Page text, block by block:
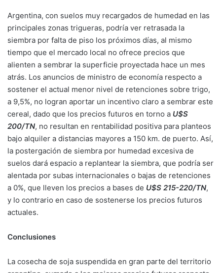
Argentina, con suelos muy recargados de humedad en las
principales zonas trigueras, podría ver retrasada la
siembra por falta de piso los próximos días, al mismo
tiempo que el mercado local no ofrece precios que
alienten a sembrar la superficie proyectada hace un mes
atrás. Los anuncios de ministro de economía respecto a
sostener el actual menor nivel de retenciones sobre trigo,
a 9,5%, no logran aportar un incentivo claro a sembrar este
cereal, dado que los precios futuros en torno a U$S
200/TN, no resultan en rentabilidad positiva para planteos
bajo alquiler a distancias mayores a 150 km. de puerto. Así,
la postergación de siembra por humedad excesiva de
suelos dará espacio a replantear la siembra, que podría ser
alentada por subas internacionales o bajas de retenciones
a 0%, que lleven los precios a bases de U$S 215-220/TN,
y lo contrario en caso de sostenerse los precios futuros
actuales.
Conclusiones
La cosecha de soja suspendida en gran parte del territorio